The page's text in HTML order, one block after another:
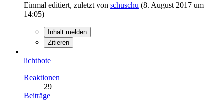
Einmal editiert, zuletzt von schuschu (8. August 2017 um
14:05)
Inhalt melden
Zitieren
lichtbote
Reaktionen
29
Beiträge